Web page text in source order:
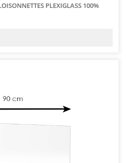
PLEXIGLASS 100%